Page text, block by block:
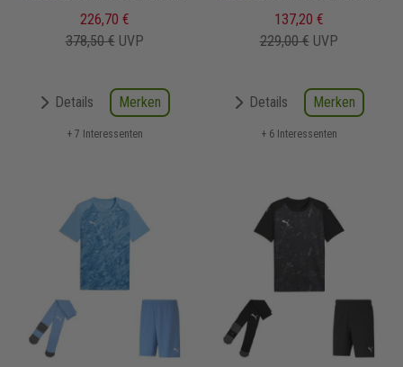
226,70 €
378,50 € UVP
Details Merken
+ 7 Interessenten
137,20 €
229,00 € UVP
Details Merken
+ 6 Interessenten